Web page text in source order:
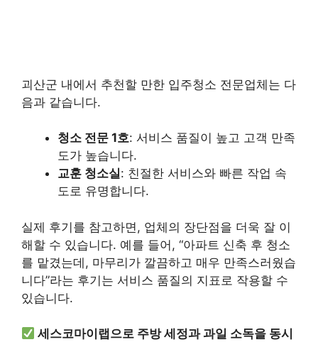
괴산군 내에서 추천할 만한 입주청소 전문업체는 다
음과 같습니다.
청소 전문 1호: 서비스 품질이 높고 고객 만족
도가 높습니다.
교훈 청소실: 친절한 서비스와 빠른 작업 속
도로 유명합니다.
실제 후기를 참고하면, 업체의 장단점을 더욱 잘 이
해할 수 있습니다. 예를 들어, “아파트 신축 후 청소
를 맡겼는데, 마무리가 깔끔하고 매우 만족스러웠습
니다”라는 후기는 서비스 품질의 지표로 작용할 수
있습니다.
세스코마이랩으로 주방 세정과 과일 소독을 동시